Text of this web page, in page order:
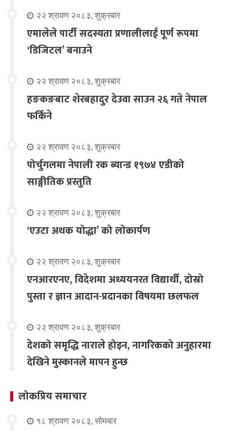
२२ श्रावण २०८३, शुक्रबार
एमालेले पार्टी सदस्यता प्रणालीलाई पूर्ण रूपमा
‘डिजिटल’ बनाउने
२२ श्रावण २०८३, शुक्रबार
हङकङबाट शेरबहादुर देउवा साउन २६ गते नेपाल
फर्किने
२२ श्रावण २०८३, शुक्रबार
पोर्चुगलमा नेपाली रक ब्यान्ड १९७४ एडीको
साङ्गीतिक प्रस्तुति
२२ श्रावण २०८३, शुक्रबार
‘एउटा अथक योद्धा’ को लोकार्पण
२२ श्रावण २०८३, शुक्रबार
एनआरएनए, विदेशमा अध्ययनरत विद्यार्थी, दोस्रो
पुस्ता र ज्ञान आदान-प्रदानका विषयमा छलफल
२२ श्रावण २०८३, शुक्रबार
देशको समृद्धि नाराले होइन, नागरिकको अनुहारमा
देखिने मुस्कानले मापन हुन्छ
लोकप्रिय समाचार
१८ श्रावण २०८३, सोमबार